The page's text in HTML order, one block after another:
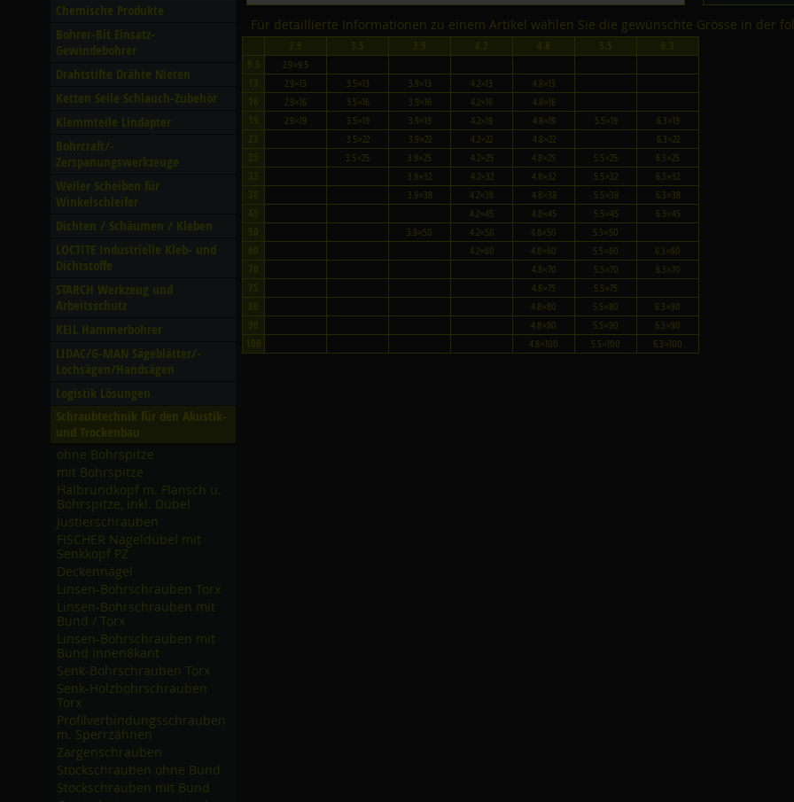
Chemische Produkte
Bohrer-Bit Einsatz-
Gewindebohrer
Drahtstifte Drähte Nieten
Ketten Seile Schlauch-Zubehör
Klemmteile Lindapter
Bohrcraft/­
Zerspanungswerkzeuge
Weiler Scheiben für
Winkelschleifer
Dichten /­ Schäumen /­ Kleben
LOCTITE Industrielle Kleb- und
Dichtstoffe
STARCH Werkzeug und
Arbeitsschutz
KEIL Hammerbohrer
LIDAC/­G-MAN Sägeblätter/­
Lochsägen/­Handsägen
Logistik Lösungen
ohne Bohrspitze
mit Bohrspitze
Halbrundkopf m. Flansch u.
Bohrspitze, inkl. Dübel
Justierschrauben
FISCHER Nageldübel mit
Senkkopf PZ
Deckennägel
Linsen-Bohrschrauben Torx
Linsen-Bohrschrauben mit
Bund /­ Torx
Linsen-Bohrschrauben mit
Bund Innen8kant
Senk-Bohrschrauben Torx
Senk-Holzbohrschrauben
Torx
Profilverbindungsschrauben
m. Sperrzähnen
Zargenschrauben
Stockschrauben ohne Bund
Stockschrauben mit Bund
Für detaillierte Informationen zu einem Artikel wählen Sie die gewünschte Grösse in der
2.9×9.5
2.9×13 3.5×13 3.9×13 4.2×13 4.8×13
2.9×16 3.5×16 3.9×16 4.2×16 4.8×16
2.9×19 3.5×19 3.9×19 4.2×19 4.8×19 5.5×19 6.3×19
3.5×22 3.9×22 4.2×22 4.8×22 6.3×22
3.5×25 3.9×25 4.2×25 4.8×25 5.5×25 6.3×25
3.9×32 4.2×32 4.8×32 5.5×32 6.3×32
3.9×38 4.2×38 4.8×38 5.5×38 6.3×38
4.2×45 4.8×45 5.5×45 6.3×45
3.9×50 4.2×50 4.8×50 5.5×50
4.2×60 4.8×60 5.5×60 6.3×60
4.8×70 5.5×70 6.3×70
4.8×75 5.5×75
4.8×80 5.5×80 6.3×80
4.8×90 5.5×90 6.3×90
4.8×100 5.5×100 6.3×100